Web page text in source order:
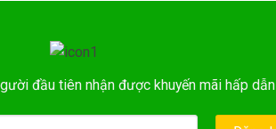
đầu tiên nhận được khuyến mãi hấp dẫn